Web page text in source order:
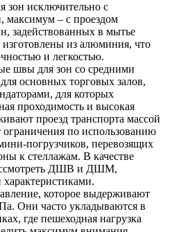
зон исключительно с
максимум – с проездом
задействованных в мытье
из алюминия, что
и легкостью.
швы для зон со средними
основных торговых залов,
для которых
проходимость и высокая
проезд транспорта массой
ограничения по использованию
погрузчиков, перевозящих
к стеллажам. В качестве
ДШВ и ДШМ,
которое выдерживают
Они часто укладываются в
где пешеходная нагрузка